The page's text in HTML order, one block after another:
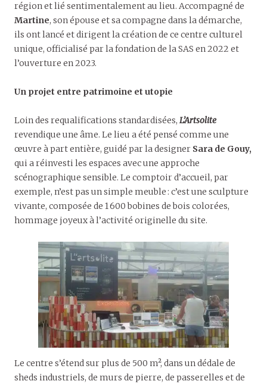
région et lié sentimentalement au lieu. Accompagné de
Martine, son épouse et sa compagne dans la démarche,
ils ont lancé et dirigent la création de ce centre culturel
unique, officialisé par la fondation de la SAS en 2022 et
l’ouverture en 2023.
Un projet entre patrimoine et utopie
Loin des requalifications standardisées, L’Artsolite
revendique une âme. Le lieu a été pensé comme une
œuvre à part entière, guidé par la designer Sara de Gouy,
qui a réinvesti les espaces avec une approche
scénographique sensible. Le comptoir d’accueil, par
exemple, n’est pas un simple meuble : c’est une sculpture
vivante, composée de 1 600 bobines de bois colorées,
hommage joyeux à l’activité originelle du site.
Le centre s’étend sur plus de 500 m², dans un dédale de
sheds industriels, de murs de pierre, de passerelles et de